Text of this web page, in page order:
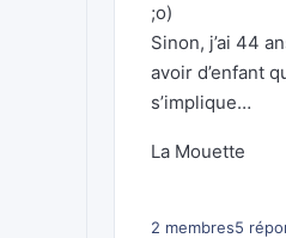
;o)
Sinon, j’ai 44
avoir d’enfant
s’implique…
La Mouette
2 membres5